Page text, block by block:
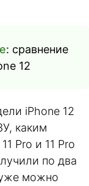
: сравнение
12
iPhone 12
каким
Pro и 11 Pro
по два
уже можно